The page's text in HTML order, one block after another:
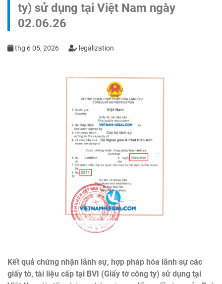
ty) sử dụng tại Việt Nam ngày
02.06.26
thg 6 05, 2026 legalization
Kết quả chứng nhận lãnh sự, hợp pháp hóa lãnh sự các
giấy tờ, tài liệu cấp tại BVI (Giấy tờ công ty) sử dụng tại